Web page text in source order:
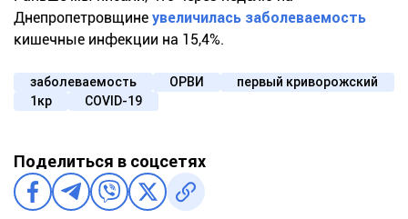
Днепропетровщине увеличилась заболеваемость
кишечные инфекции на 15,4%.
заболеваемость ОРВИ
первый криворожский
1кр
COVID-19
Поделиться в соцсетях